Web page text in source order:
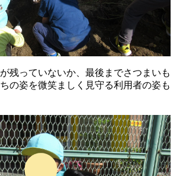
残っていないか、最後までさつまいも
の姿を微笑ましく見守る利用者の姿も